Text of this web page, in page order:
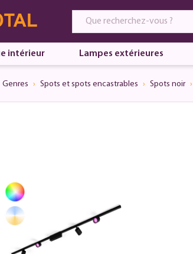
intérieur Lampes extérieures
Genres Spots et spots encastrables Spots noir